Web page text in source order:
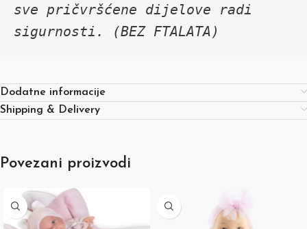
sve pričvršćene dijelove radi
sigurnosti. (BEZ FTALATA)
Dodatne informacije
Shipping & Delivery
Povezani proizvodi